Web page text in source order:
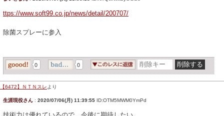
ttps://www.soft99.co.jp/news/detail/200707/
除菌スプレーに参入
0 0
【6472】ＮＴＮスレ より
生涯現役さん : 2020/07/06(月) 11:39:55 ID:OTM5MWM0YmPd